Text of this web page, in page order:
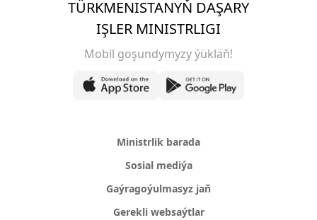
TÜRKMENISTANYŇ DAŞARY
IŞLER MINISTRLIGI
Mobil goşundymyzy ýükläň!
Ministrlik barada
Sosial mediýa
Gaýragoýulmasyz jaň
Gerekli websaýtlar